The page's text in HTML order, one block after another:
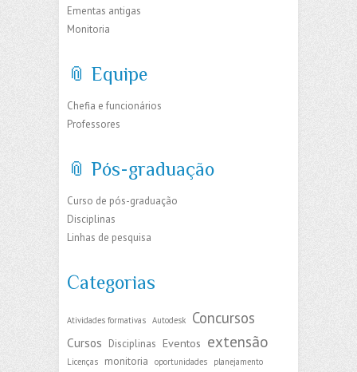
Ementas antigas
Monitoria
📎 Equipe
Chefia e funcionários
Professores
📎 Pós-graduação
Curso de pós-graduação
Disciplinas
Linhas de pesquisa
Categorias
Atividades formativas Autodesk Concursos
Cursos Disciplinas Eventos extensão
Licenças monitoria oportunidades planejamento